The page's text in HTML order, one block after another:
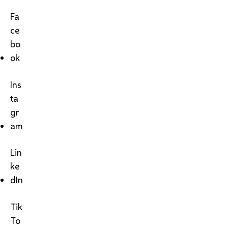
Fa
ce
bo
ok
Ins
ta
gr
am
Lin
ke
dIn
Tik
To